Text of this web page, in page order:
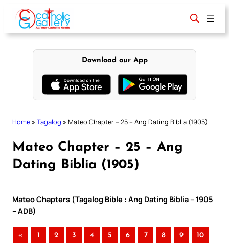
content
Download our App
Home » Tagalog » Mateo Chapter – 25 – Ang Dating Biblia (1905)
Mateo Chapter – 25 – Ang
Dating Biblia (1905)
Mateo Chapters (Tagalog Bible : Ang Dating Biblia – 1905
– ADB)
« 1 2 3 4 5 6 7 8 9 10